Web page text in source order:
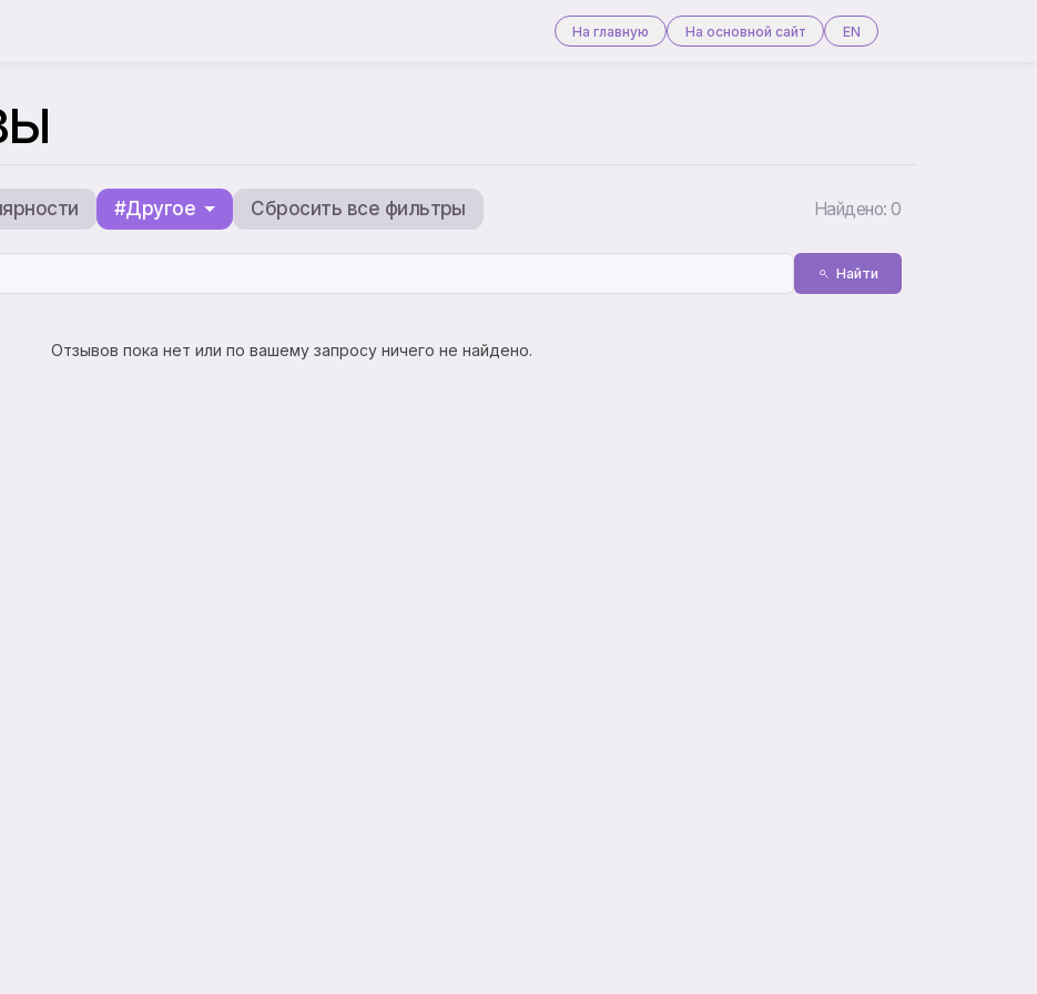
На главную На основной сайт EN
#Другое Сбросить все фильтры Найдено: 0
Найти
Отзывов пока нет или по вашему запросу ничего не найдено.